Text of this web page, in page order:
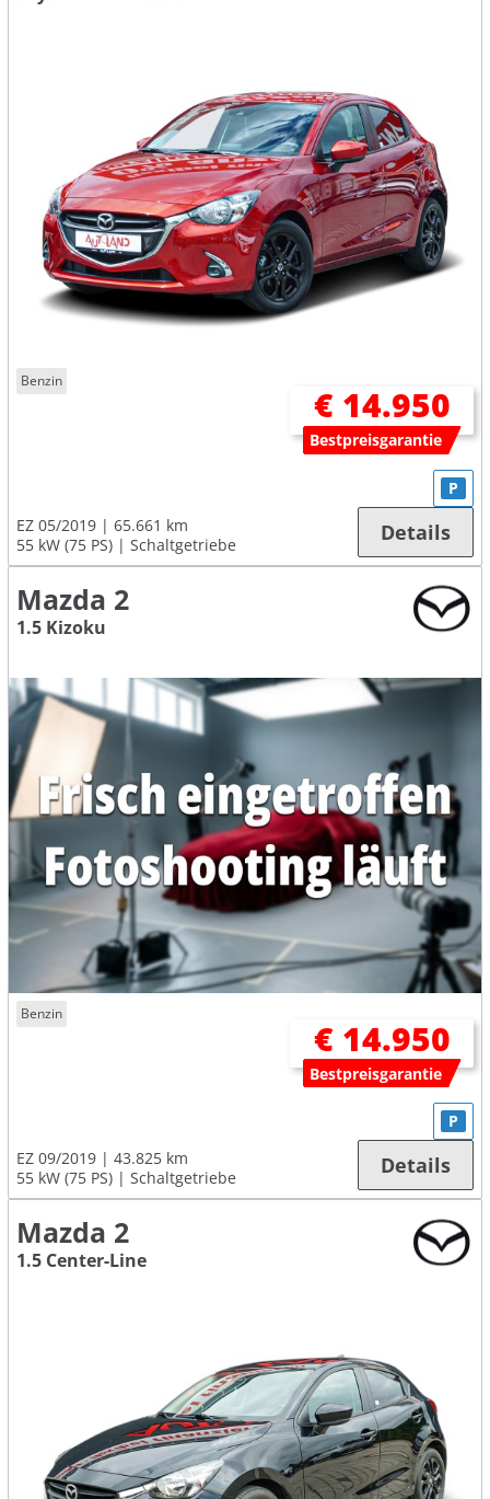
Benzin
€ 14.950
Bestpreisgarantie
EZ 05/2019
65.661 km
55 kW (75 PS)
Schaltgetriebe
P
Details
Mazda 2
1.5 Kizoku
Benzin
€ 14.950
Bestpreisgarantie
EZ 09/2019
43.825 km
55 kW (75 PS)
Schaltgetriebe
P
Details
Mazda 2
1.5 Center-Line